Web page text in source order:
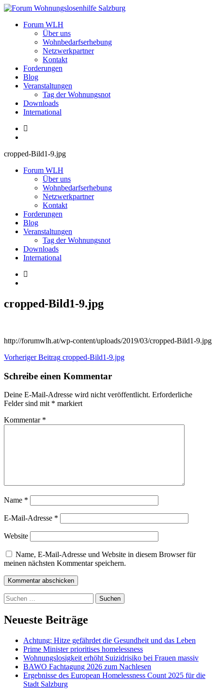
Zum
springen
Forum Wohnungslosenhilfe Salzburg
Forum WLH
Über uns
Wohnbedarfserhebung
Netzwerkpartner
Kontakt
Forderungen
Blog
Veranstaltungen
Tag der Wohnungsnot
Downloads
International
cropped-Bild1-9.jpg
Forum WLH
Über uns
Wohnbedarfserhebung
Netzwerkpartner
Kontakt
Forderungen
Blog
Veranstaltungen
Tag der Wohnungsnot
Downloads
International
cropped-Bild1-9.jpg
http://forumwlh.at/wp-content/uploads/2019/03/cropped-Bild1-9.jpg
Beitragsnavigation
Vorheriger Beitrag cropped-Bild1-9.jpg
Schreibe einen Kommentar
Deine E-Mail-Adresse wird nicht veröffentlicht. Erforderliche
Felder sind mit * markiert
Kommentar *
Name *
E-Mail-Adresse *
Website
Name, E-Mail-Adresse und Website in diesem Browser für
meinen nächsten Kommentar speichern.
Kommentar abschicken
Suchen
nach:
Neueste Beiträge
Achtung: Hitze gefährdet die Gesundheit und das Leben
Prime Minister prioritises homelessness
Wohnungslosigkeit erhöht Suizidrisiko bei Frauen massiv
BAWO Fachtagung 2026 zum Nachlesen
Ergebnisse des European Homelessness Count 2025 für die
Stadt Salzburg